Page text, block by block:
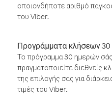
οποιονδήποτε αριθμό
του Viber.
Προγράμματα κλήσεων
Το πρόγραμμα 30 ημερών σάς
πραγματοποιείτε διεθνείς
της επιλογής σας για
τιμές του Viber.